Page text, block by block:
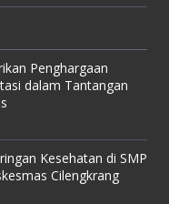
Penghargaan
dalam Tantangan
Kesehatan di SMP
Cilengkrang